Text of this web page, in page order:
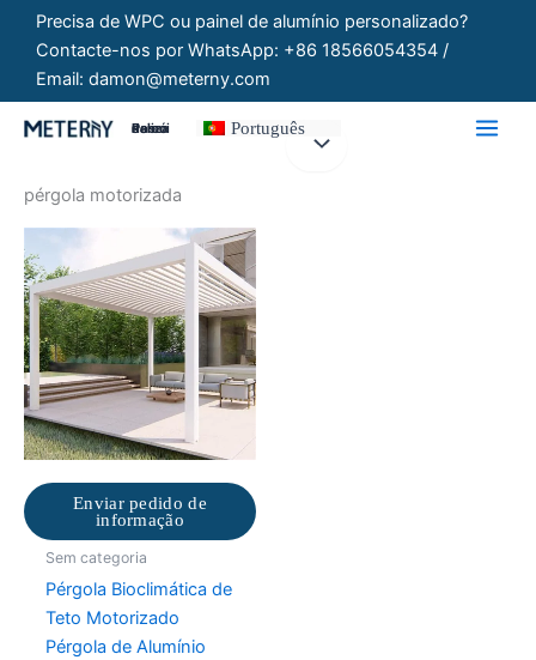
Saltar
conteúdo
Precisa de WPC ou painel de alumínio personalizado?
Contacte-nos por WhatsApp: +86 18566054354 /
Email: damon@meterny.com
Painéis Personalizados Português
pérgola motorizada
Enviar pedido de
informação
Sem categoria
Pérgola Bioclimática de
Teto Motorizado
Pérgola de Alumínio